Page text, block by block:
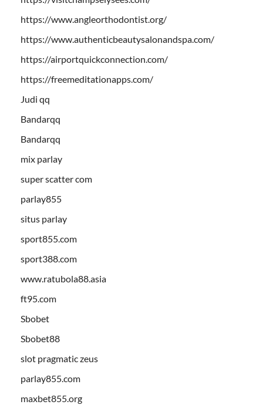
https://www.angleorthodontist.org/
https://www.authenticbeautysalonandspa.com/
https://airportquickconnection.com/
https://freemeditationapps.com/
Judi qq
Bandarqq
Bandarqq
mix parlay
super scatter com
parlay855
situs parlay
sport855.com
sport388.com
www.ratubola88.asia
ft95.com
Sbobet
Sbobet88
slot pragmatic zeus
parlay855.com
maxbet855.org